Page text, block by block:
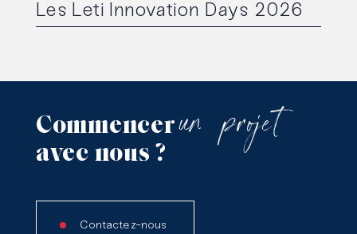
Les Leti Innovation Days 2026
Commencer un projet
avec nous ?
Contactez-nous